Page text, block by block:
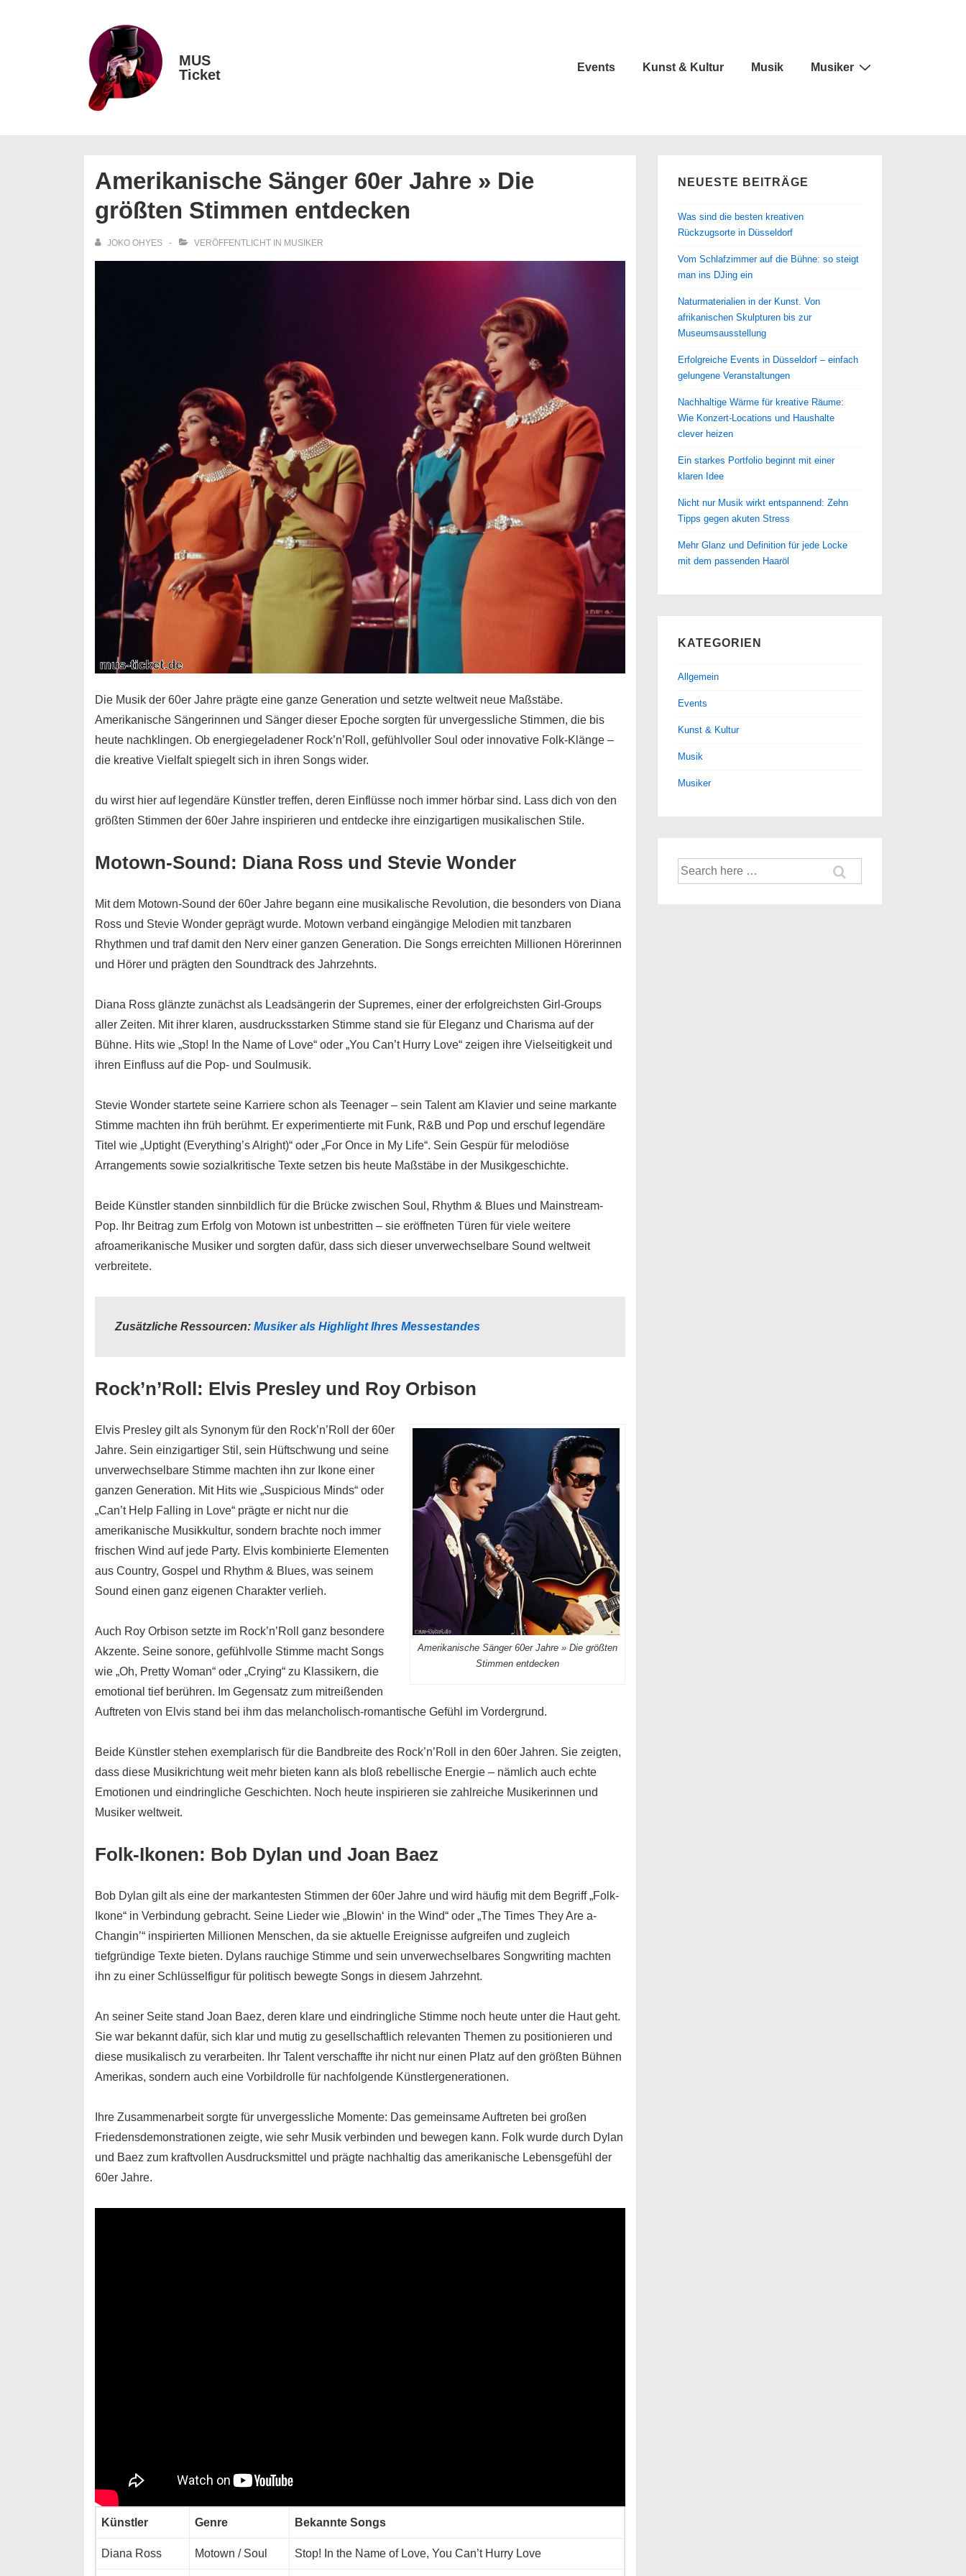
MUS
Ticket
Events Kunst & Kultur Musik Musiker
Amerikanische Sänger 60er Jahre » Die
größten Stimmen entdecken
JOKO OHYES VERÖFFENTLICHT IN MUSIKER
Die Musik der 60er Jahre prägte eine ganze Generation und setzte weltweit neue Maßstäbe.
Amerikanische Sängerinnen und Sänger dieser Epoche sorgten für unvergessliche Stimmen, die bis
heute nachklingen. Ob energiegeladener Rock’n’Roll, gefühlvoller Soul oder innovative Folk-Klänge –
die kreative Vielfalt spiegelt sich in ihren Songs wider.
du wirst hier auf legendäre Künstler treffen, deren Einflüsse noch immer hörbar sind. Lass dich von den
größten Stimmen der 60er Jahre inspirieren und entdecke ihre einzigartigen musikalischen Stile.
Motown-Sound: Diana Ross und Stevie Wonder
Mit dem Motown-Sound der 60er Jahre begann eine musikalische Revolution, die besonders von Diana
Ross und Stevie Wonder geprägt wurde. Motown verband eingängige Melodien mit tanzbaren
Rhythmen und traf damit den Nerv einer ganzen Generation. Die Songs erreichten Millionen Hörerinnen
und Hörer und prägten den Soundtrack des Jahrzehnts.
Diana Ross glänzte zunächst als Leadsängerin der Supremes, einer der erfolgreichsten Girl-Groups
aller Zeiten. Mit ihrer klaren, ausdrucksstarken Stimme stand sie für Eleganz und Charisma auf der
Bühne. Hits wie „Stop! In the Name of Love“ oder „You Can’t Hurry Love“ zeigen ihre Vielseitigkeit und
ihren Einfluss auf die Pop- und Soulmusik.
Stevie Wonder startete seine Karriere schon als Teenager – sein Talent am Klavier und seine markante
Stimme machten ihn früh berühmt. Er experimentierte mit Funk, R&B und Pop und erschuf legendäre
Titel wie „Uptight (Everything’s Alright)“ oder „For Once in My Life“. Sein Gespür für melodiöse
Arrangements sowie sozialkritische Texte setzen bis heute Maßstäbe in der Musikgeschichte.
Beide Künstler standen sinnbildlich für die Brücke zwischen Soul, Rhythm & Blues und Mainstream-
Pop. Ihr Beitrag zum Erfolg von Motown ist unbestritten – sie eröffneten Türen für viele weitere
afroamerikanische Musiker und sorgten dafür, dass sich dieser unverwechselbare Sound weltweit
verbreitete.
Zusätzliche Ressourcen: Musiker als Highlight Ihres Messestandes
Rock’n’Roll: Elvis Presley und Roy Orbison
Amerikanische Sänger 60er Jahre » Die größten
Stimmen entdecken
Elvis Presley gilt als Synonym für den Rock’n’Roll der 60er
Jahre. Sein einzigartiger Stil, sein Hüftschwung und seine
unverwechselbare Stimme machten ihn zur Ikone einer
ganzen Generation. Mit Hits wie „Suspicious Minds“ oder
„Can’t Help Falling in Love“ prägte er nicht nur die
amerikanische Musikkultur, sondern brachte noch immer
frischen Wind auf jede Party. Elvis kombinierte Elementen
aus Country, Gospel und Rhythm & Blues, was seinem
Sound einen ganz eigenen Charakter verlieh.
Auch Roy Orbison setzte im Rock’n’Roll ganz besondere
Akzente. Seine sonore, gefühlvolle Stimme macht Songs
wie „Oh, Pretty Woman“ oder „Crying“ zu Klassikern, die
emotional tief berühren. Im Gegensatz zum mitreißenden
Auftreten von Elvis stand bei ihm das melancholisch-romantische Gefühl im Vordergrund.
Beide Künstler stehen exemplarisch für die Bandbreite des Rock’n’Roll in den 60er Jahren. Sie zeigten,
dass diese Musikrichtung weit mehr bieten kann als bloß rebellische Energie – nämlich auch echte
Emotionen und eindringliche Geschichten. Noch heute inspirieren sie zahlreiche Musikerinnen und
Musiker weltweit.
Folk-Ikonen: Bob Dylan und Joan Baez
Bob Dylan gilt als eine der markantesten Stimmen der 60er Jahre und wird häufig mit dem Begriff „Folk-
Ikone“ in Verbindung gebracht. Seine Lieder wie „Blowin‘ in the Wind“ oder „The Times They Are a-
Changin’“ inspirierten Millionen Menschen, da sie aktuelle Ereignisse aufgreifen und zugleich
tiefgründige Texte bieten. Dylans rauchige Stimme und sein unverwechselbares Songwriting machten
ihn zu einer Schlüsselfigur für politisch bewegte Songs in diesem Jahrzehnt.
An seiner Seite stand Joan Baez, deren klare und eindringliche Stimme noch heute unter die Haut geht.
Sie war bekannt dafür, sich klar und mutig zu gesellschaftlich relevanten Themen zu positionieren und
diese musikalisch zu verarbeiten. Ihr Talent verschaffte ihr nicht nur einen Platz auf den größten Bühnen
Amerikas, sondern auch eine Vorbildrolle für nachfolgende Künstlergenerationen.
Ihre Zusammenarbeit sorgte für unvergessliche Momente: Das gemeinsame Auftreten bei großen
Friedensdemonstrationen zeigte, wie sehr Musik verbinden und bewegen kann. Folk wurde durch Dylan
und Baez zum kraftvollen Ausdrucksmittel und prägte nachhaltig das amerikanische Lebensgefühl der
60er Jahre.
Künstler Genre Bekannte Songs
Diana Ross Motown / Soul Stop! In the Name of Love, You Can’t Hurry Love
NEUESTE BEITRÄGE
Was sind die besten kreativen
Rückzugsorte in Düsseldorf
Vom Schlafzimmer auf die Bühne: so steigt
man ins DJing ein
Naturmaterialien in der Kunst. Von
afrikanischen Skulpturen bis zur
Museumsausstellung
Erfolgreiche Events in Düsseldorf – einfach
gelungene Veranstaltungen
Nachhaltige Wärme für kreative Räume:
Wie Konzert-Locations und Haushalte
clever heizen
Ein starkes Portfolio beginnt mit einer
klaren Idee
Nicht nur Musik wirkt entspannend: Zehn
Tipps gegen akuten Stress
Mehr Glanz und Definition für jede Locke
mit dem passenden Haaröl
KATEGORIEN
Allgemein
Events
Kunst & Kultur
Musik
Musiker
Suche
nach: